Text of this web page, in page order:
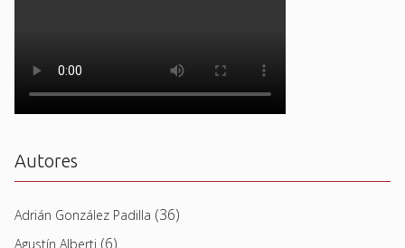
Autores
Adrián González Padilla (36)
Agustín Alberti (6)